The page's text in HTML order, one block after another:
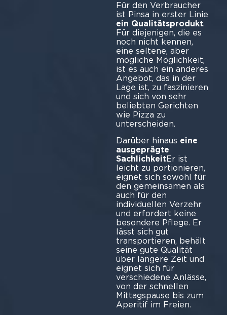
Für den Verbraucher
ist Pinsa in erster Linie
ein Qualitätsprodukt.
Für diejenigen, die es
noch nicht kennen,
eine seltene, aber
mögliche Möglichkeit,
ist es auch ein anderes
Angebot, das in der
Lage ist, zu faszinieren
und sich von sehr
beliebten Gerichten
wie Pizza zu
unterscheiden.
Darüber hinaus eine
ausgeprägte
SachlichkeitEr ist
leicht zu portionieren,
eignet sich sowohl für
den gemeinsamen als
auch für den
individuellen Verzehr
und erfordert keine
besondere Pflege. Er
lässt sich gut
transportieren, behält
seine gute Qualität
über längere Zeit und
eignet sich für
verschiedene Anlässe,
von der schnellen
Mittagspause bis zum
Aperitif im Freien.